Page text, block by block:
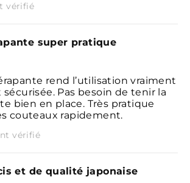
vérifié
super pratique
rend l’utilisation vraiment
Pas besoin de tenir la
bien en place. Très pratique
couteaux rapidement.
vérifié
et de qualité japonaise